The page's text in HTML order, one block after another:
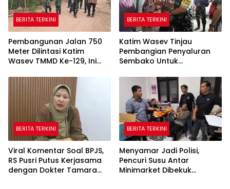
BERITA TERKINI
Pembangunan Jalan 750
Meter Dilintasi Katim
Wasev TMMD Ke-129, Ini
BERITA TERKINI
Katim Wasev Tinjau
Pembangian Penyaluran
Sembako Untuk
BERITA TERKINI
Viral Komentar Soal BPJS,
RS Pusri Putus Kerjasama
dengan Dokter Tamara
BERITA TERKINI
Menyamar Jadi Polisi,
Pencuri Susu Antar
Minimarket Dibekuk